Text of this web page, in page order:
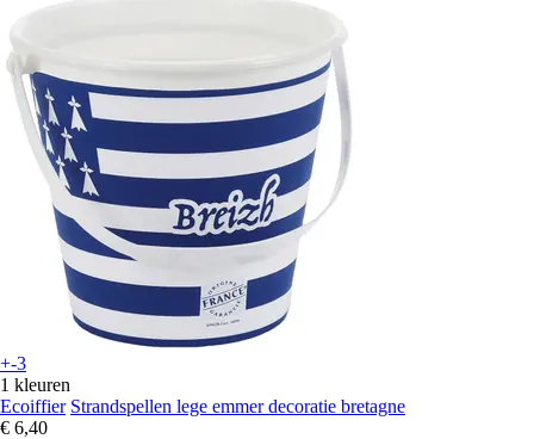
+-3
1 kleuren
Ecoiffier Strandspellen lege emmer decoratie bretagne
€ 6,40